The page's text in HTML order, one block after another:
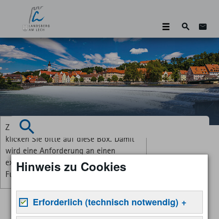
Suche
Zum Aktivieren der Vorlesefunktion
klicken Sie bitte auf diese Box. Damit
wird eine Anforderung an einen
externen Dienst gesendet, um die
Funktion verfügbar zu machen.
Suchen
Hinweis zu Cookies
Erforderlich (technisch notwendig)